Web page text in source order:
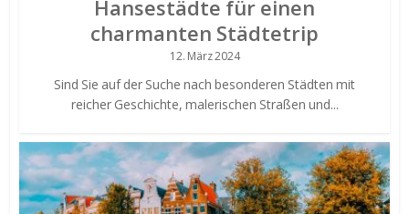
Hansestädte für einen
charmanten Städtetrip
12. März 2024
Sind Sie auf der Suche nach besonderen Städten mit
reicher Geschichte, malerischen Straßen und...